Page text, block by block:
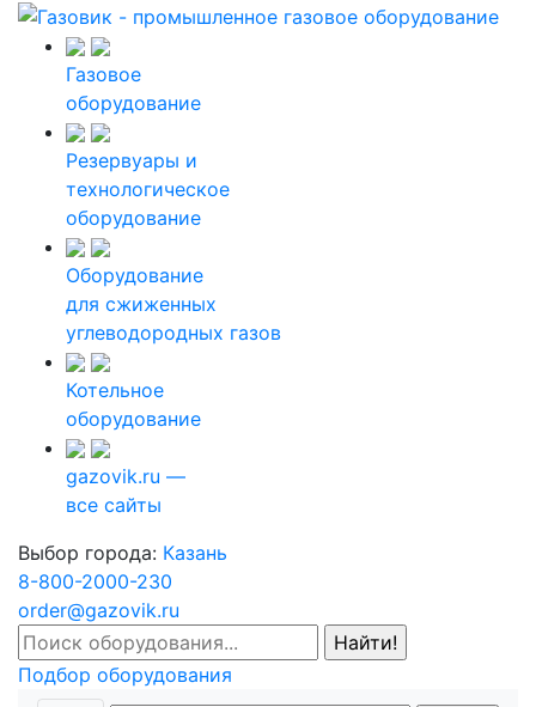
Газовое
оборудование
Резервуары и
технологическое
оборудование
Оборудование
для сжиженных
углеводородных газов
Котельное
оборудование
gazovik.ru —
все сайты
Выбор города: Казань
8-800-2000-230
order@gazovik.ru
Подбор оборудования